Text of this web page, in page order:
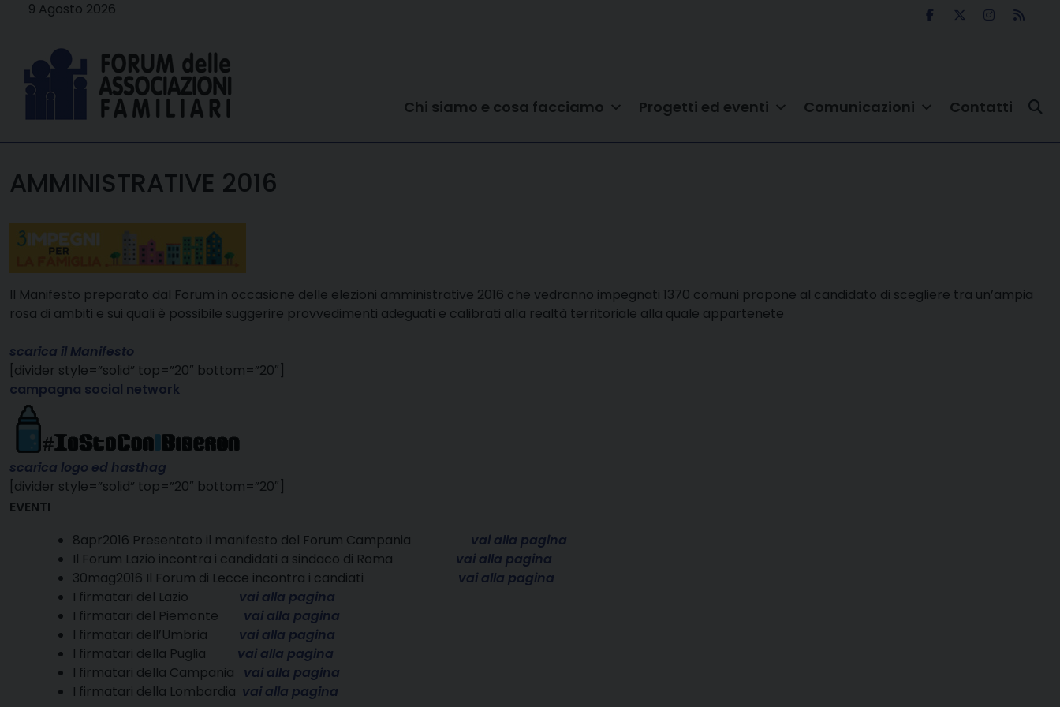
9 Agosto 2026
Chi siamo e cosa facciamo Progetti ed eventi Comunicazioni Contatti
AMMINISTRATIVE 2016
Il Manifesto preparato dal Forum in occasione delle elezioni amministrative 2016 che vedranno impegnati 1370 comuni propone al candidato di scegliere tra un’ampia
rosa di ambiti e sui quali è possibile suggerire provvedimenti adeguati e calibrati alla realtà territoriale alla quale appartenete
scarica il Manifesto
[divider style=”solid” top=”20″ bottom=”20″]
campagna social network
scarica logo ed hasthag
[divider style=”solid” top=”20″ bottom=”20″]
EVENTI
8apr2016 Presentato il manifesto del Forum Campania vai alla pagina
Il Forum Lazio incontra i candidati a sindaco di Roma
vai alla pagina
30mag2016 Il Forum di Lecce incontra i candiati vai alla pagina
I firmatari del Lazio vai alla pagina
I firmatari del Piemonte vai alla pagina
I firmatari dell’Umbria vai alla pagina
I firmatari della Puglia
vai alla pagina
I firmatari della Campania vai alla pagina
I firmatari della Lombardia vai alla pagina